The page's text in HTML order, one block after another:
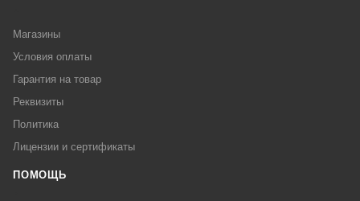
Магазины
Условия оплаты
Гарантия на товар
Реквизиты
Политика
Лицензии и сертификаты
ПОМОЩЬ